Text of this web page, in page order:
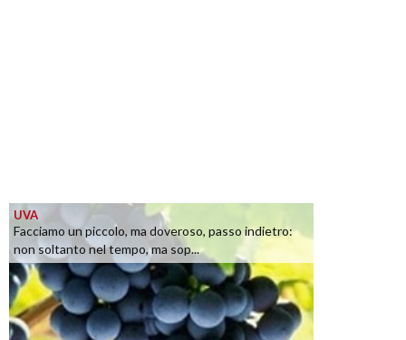
UVA
Facciamo un piccolo, ma doveroso, passo indietro:
non soltanto nel tempo, ma sop...